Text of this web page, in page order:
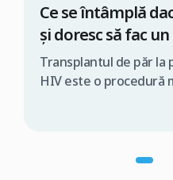
Ce se întâmplă
și doresc să fac
Transplantul de păr la
HIV este o procedură
transmiterii virusului